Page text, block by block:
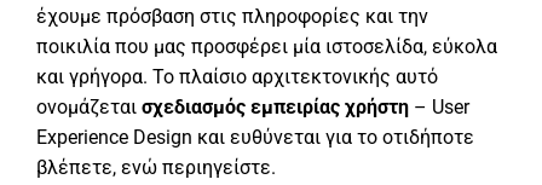
έχουμε πρόσβαση στις πληροφορίες και την
ποικιλία που μας προσφέρει μία ιστοσελίδα, εύκολα
και γρήγορα. Το πλαίσιο αρχιτεκτονικής αυτό
ονομάζεται σχεδιασμός εμπειρίας χρήστη – User
Experience Design και ευθύνεται για το οτιδήποτε
βλέπετε, ενώ περιηγείστε.